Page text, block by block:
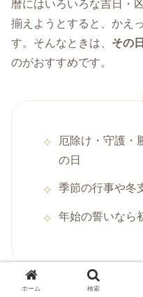
暦にはいろいろな吉日・
揃えようとすると、かえ
す。そんなときは、 その
のがおすすめです。
厄除け・守護・
の日
季節の行事や冬
年始の誓いなら
ホーム 検索